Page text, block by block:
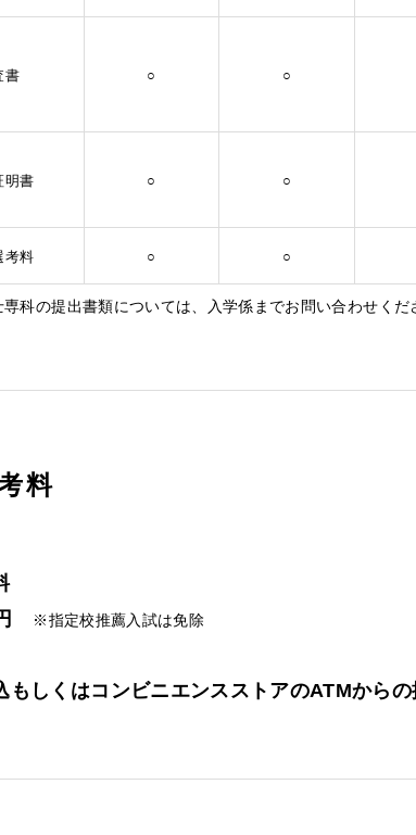
書 ○ ○
明書 ○ ○
考料 ○ ○
科の提出書類については、入学係までお問い合わせくだ
料
※指定校推薦入試は免除
もしくはコンビニエンスストアのATMから